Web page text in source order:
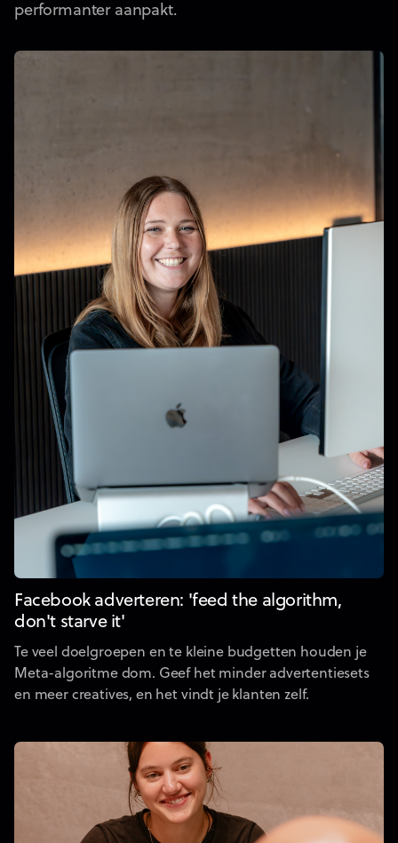
performanter aanpakt.
Facebook adverteren: 'feed the algorithm,
don't starve it'
Te veel doelgroepen en te kleine budgetten houden je
Meta-algoritme dom. Geef het minder advertentiesets
en meer creatives, en het vindt je klanten zelf.